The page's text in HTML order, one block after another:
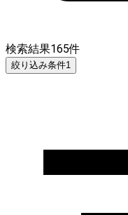
検索結果165件
絞り込み条件1